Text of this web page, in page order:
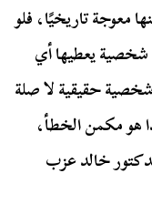
معوجة تاريخيًا، فلو
يعطيها أي
حقيقية لا صلة
هو مكمن الخطأ،
خالد عزب